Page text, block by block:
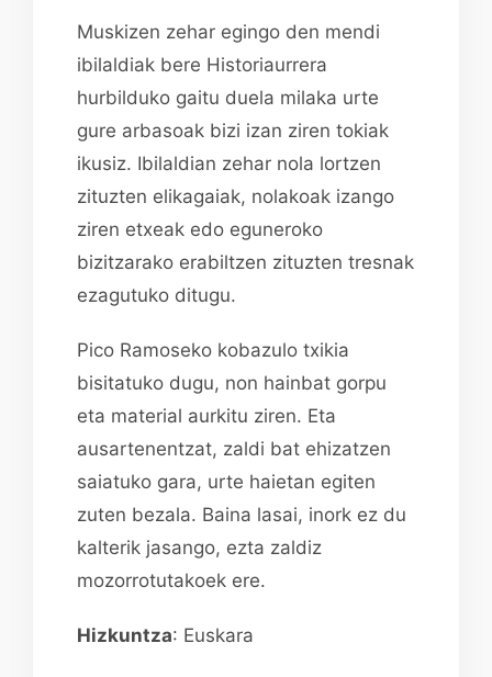
Muskizen zehar egingo den mendi
ibilaldiak bere Historiaurrera
hurbilduko gaitu duela milaka urte
gure arbasoak bizi izan ziren tokiak
ikusiz. Ibilaldian zehar nola lortzen
zituzten elikagaiak, nolakoak izango
ziren etxeak edo eguneroko
bizitzarako erabiltzen zituzten tresnak
ezagutuko ditugu.
Pico Ramoseko kobazulo txikia
bisitatuko dugu, non hainbat gorpu
eta material aurkitu ziren. Eta
ausartenentzat, zaldi bat ehizatzen
saiatuko gara, urte haietan egiten
zuten bezala. Baina lasai, inork ez du
kalterik jasango, ezta zaldiz
mozorrotutakoek ere.
Hizkuntza: Euskara